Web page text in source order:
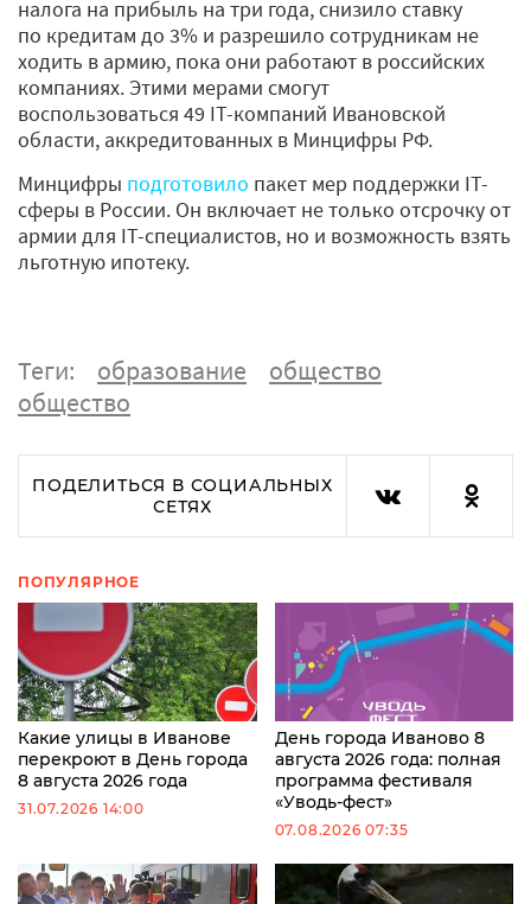
налога на прибыль на три года, снизило ставку
по кредитам до 3% и разрешило сотрудникам не
ходить в армию, пока они работают в российских
компаниях. Этими мерами смогут
воспользоваться 49 IT-компаний Ивановской
области, аккредитованных в Минцифры РФ.
Минцифры подготовило пакет мер поддержки IT-
сферы в России. Он включает не только отсрочку от
армии для IT-специалистов, но и возможность взять
льготную ипотеку.
Теги: образование
общество
общество
ПОДЕЛИТЬСЯ В СОЦИАЛЬНЫХ
СЕТЯХ
ПОПУЛЯРНОЕ
Какие улицы в Иванове
перекроют в День города
8 августа 2026 года
31.07.2026 14:00
День города Иваново 8
августа 2026 года: полная
программа фестиваля
«Уводь-фест»
07.08.2026 07:35